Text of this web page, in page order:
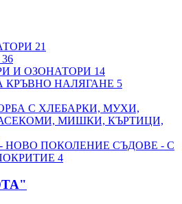
21
36
И ОЗОНАТОРИ 14
КРЪВНО НАЛЯГАНЕ 5
С ХЛЕБАРКИ, МУХИ,
МИШКИ, КЪРТИЦИ,
- НОВО ПОКОЛЕНИЕ СЪДОВЕ - С
4